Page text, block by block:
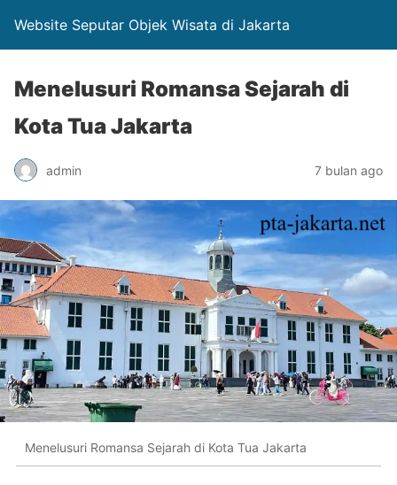
Website Seputar Objek Wisata di Jakarta
Menelusuri Romansa Sejarah di
Kota Tua Jakarta
admin 7 bulan ago
Menelusuri Romansa Sejarah di Kota Tua Jakarta